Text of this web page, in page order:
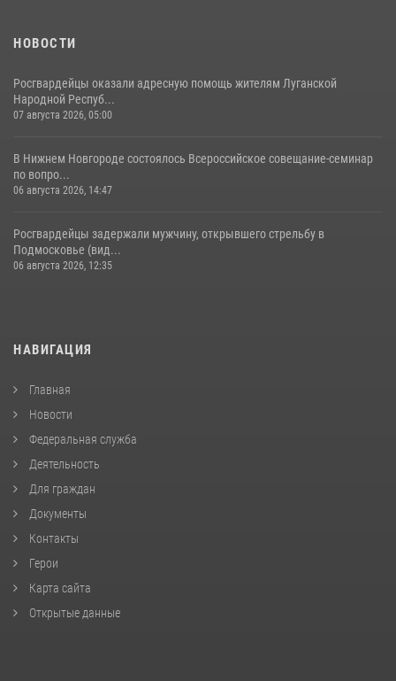
НОВОСТИ
Росгвардейцы оказали адресную помощь жителям Луганской
Народной Респуб...
07 августа 2026, 05:00
В Нижнем Новгороде состоялось Всероссийское совещание-семинар
по вопро...
06 августа 2026, 14:47
Росгвардейцы задержали мужчину, открывшего стрельбу в
Подмосковье (вид...
06 августа 2026, 12:35
НАВИГАЦИЯ
Главная
Новости
Федеральная служба
Деятельность
Для граждан
Документы
Контакты
Герои
Карта сайта
Открытые данные